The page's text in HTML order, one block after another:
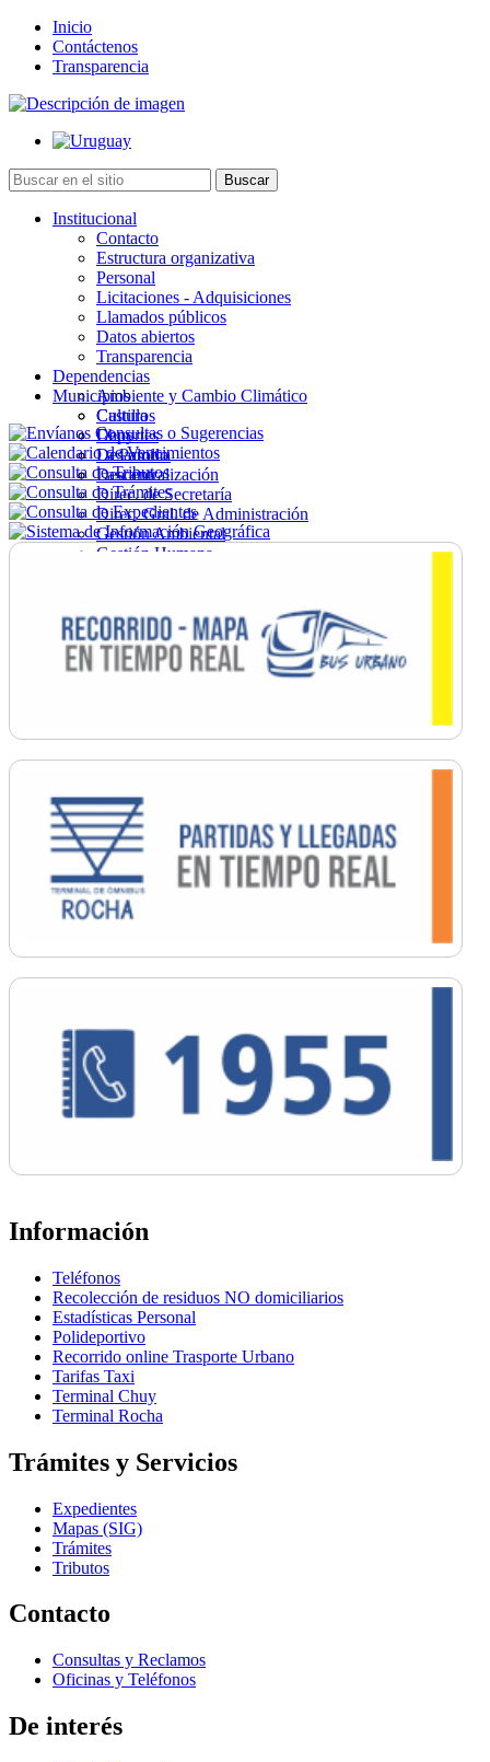
Inicio
Contáctenos
Transparencia
Institucional
Contacto
Estructura organizativa
Personal
Licitaciones - Adquisiciones
Llamados públicos
Datos abiertos
Transparencia
Dependencias
Ambiente y Cambio Climático
Cultura
Deportes
Desarrollo
Descentralización
Direc. de Secretaría
Direc. Gral. de Administración
Gestión Ambiental
Gestión Humana
Ordenamiento
Promoción Social
Salud
Secretaría General
Municipios
Castillos
Chuy
La Paloma
Lascano
Información
Teléfonos
Recolección de residuos NO domiciliarios
Estadísticas Personal
Polideportivo
Recorrido online Trasporte Urbano
Tarifas Taxi
Terminal Chuy
Terminal Rocha
Trámites y Servicios
Expedientes
Mapas (SIG)
Trámites
Tributos
Contacto
Consultas y Reclamos
Oficinas y Teléfonos
De interés